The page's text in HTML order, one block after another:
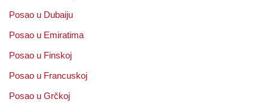
Posao u Dubaiju
Posao u Emiratima
Posao u Finskoj
Posao u Francuskoj
Posao u Grčkoj